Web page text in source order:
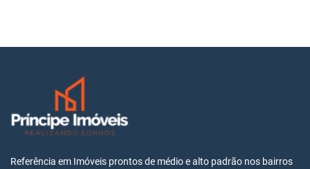
Referência em Imóveis prontos de médio e alto padrão nos bairros